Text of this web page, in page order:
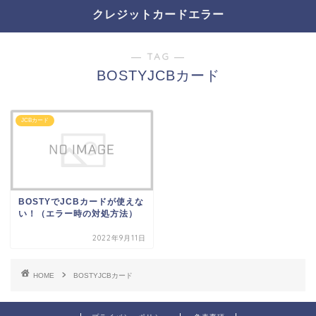
クレジットカードエラー
― TAG ―
BOSTYJCBカード
JCBカード
BOSTYでJCBカードが使えな
い！（エラー時の対処方法）
2022年9月11日
HOME BOSTYJCBカード